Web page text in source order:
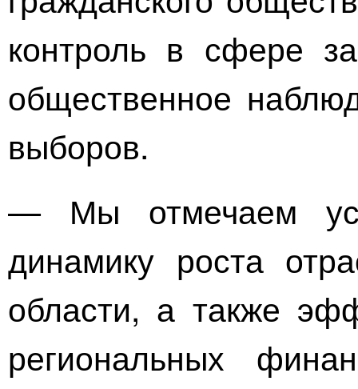
контроль в сфере
общественное
выборов.
— Мы отмечаем
динамику роста
области, а также
региональных